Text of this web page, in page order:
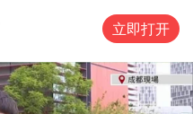
立即打开